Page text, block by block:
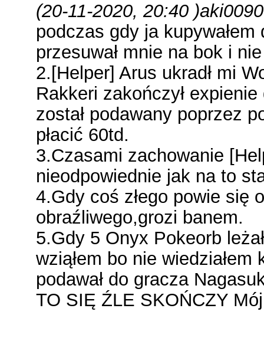
(20-11-2020, 20:40 )
podczas gdy ja
przesuwał mnie na bok i
2.[Helper] Arus ukradł mi
Rakkeri zakończył
został podawany poprzez
płacić 60td.
3.Czasami zachowanie
nieodpowiednie jak na to
4.Gdy coś złego powie się
obraźliwego,grozi banem.
5.Gdy 5 Onyx Pokeorb
wziąłem bo nie
podawał do gracza
TO SIĘ ŹLE SKOŃCZY